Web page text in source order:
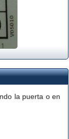
la puerta o en